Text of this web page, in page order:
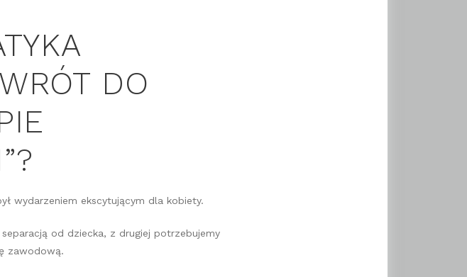
DO
wydarzeniem ekscytującym dla kobiety.
od dziecka, z drugiej potrzebujemy
zawodową.